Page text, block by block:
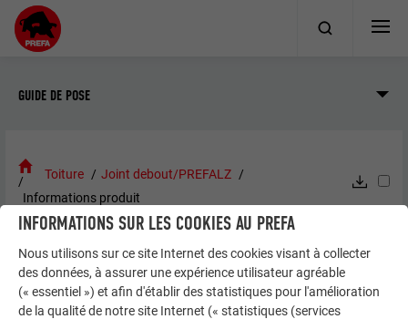
GUIDE DE POSE
Toiture
Joint debout/PREFALZ
Informations produit
INFORMATIONS PRODUIT
JOINT DEBOUT / PREFALZ
INFORMATIONS SUR LES COOKIES AU PREFA
Nous utilisons sur ce site Internet des cookies visant à collecter
des données, à assurer une expérience utilisateur agréable
(« essentiel ») et afin d'établir des statistiques pour l'amélioration
de la qualité de notre site Internet (« statistiques (services